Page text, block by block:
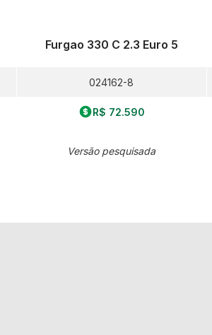
Furgao 330 C 2.3 Euro 5
024162-8
R$ 72.590
Versão pesquisada